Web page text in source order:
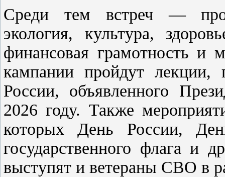
Среди тем встреч —
экология, культура,
финансовая грамотность и
кампании пройдутлекции,
России, объявленного
2026 году. Также
которых День России,
государственного флага и
выступят и ветераны СВО в